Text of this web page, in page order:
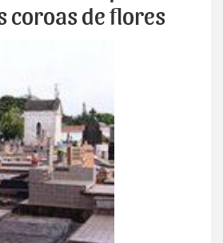
coroas de flores